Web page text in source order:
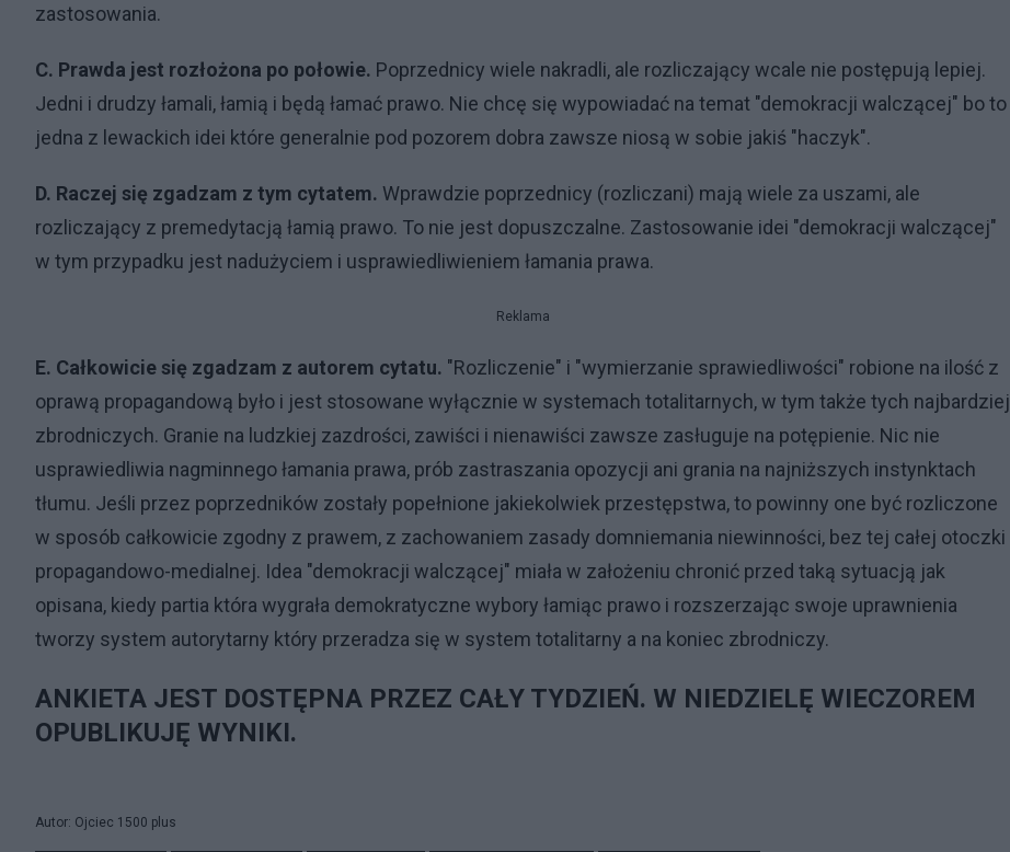
zastosowania.
C. Prawda jest rozłożona po połowie. Poprzednicy wiele nakradli, ale rozliczający wcale nie postępują lepiej.
Jedni i drudzy łamali, łamią i będą łamać prawo. Nie chcę się wypowiadać na temat "demokracji walczącej" bo to
jedna z lewackich idei które generalnie pod pozorem dobra zawsze niosą w sobie jakiś "haczyk".
D. Raczej się zgadzam z tym cytatem. Wprawdzie poprzednicy (rozliczani) mają wiele za uszami, ale
rozliczający z premedytacją łamią prawo. To nie jest dopuszczalne. Zastosowanie idei "demokracji walczącej"
w tym przypadku jest nadużyciem i usprawiedliwieniem łamania prawa.
Reklama
E. Całkowicie się zgadzam z autorem cytatu. "Rozliczenie" i "wymierzanie sprawiedliwości" robione na ilość z
oprawą propagandową było i jest stosowane wyłącznie w systemach totalitarnych, w tym także tych najbardziej
zbrodniczych. Granie na ludzkiej zazdrości, zawiści i nienawiści zawsze zasługuje na potępienie. Nic nie
usprawiedliwia nagminnego łamania prawa, prób zastraszania opozycji ani grania na najniższych instynktach
tłumu. Jeśli przez poprzedników zostały popełnione jakiekolwiek przestępstwa, to powinny one być rozliczone
w sposób całkowicie zgodny z prawem, z zachowaniem zasady domniemania niewinności, bez tej całej otoczki
propagandowo-medialnej. Idea "demokracji walczącej" miała w założeniu chronić przed taką sytuacją jak
opisana, kiedy partia która wygrała demokratyczne wybory łamiąc prawo i rozszerzając swoje uprawnienia
tworzy system autorytarny który przeradza się w system totalitarny a na koniec zbrodniczy.
ANKIETA JEST DOSTĘPNA PRZEZ CAŁY TYDZIEŃ. W NIEDZIELĘ WIECZOREM
OPUBLIKUJĘ WYNIKI.
Autor: Ojciec 1500 plus